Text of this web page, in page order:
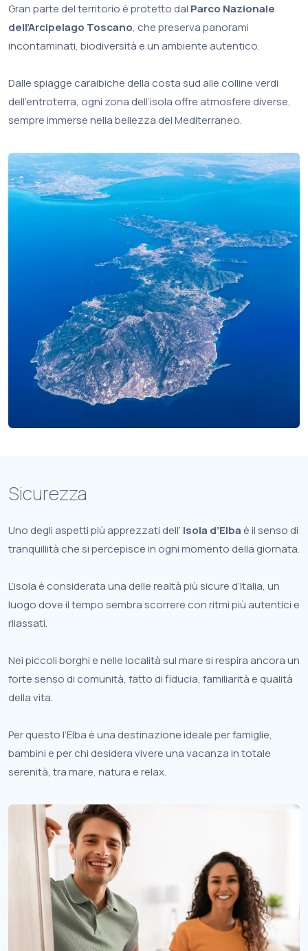
Gran parte del territorio è protetto dal Parco Nazionale
dell’Arcipelago Toscano, che preserva panorami
incontaminati, biodiversità e un ambiente autentico.
Dalle spiagge caraibiche della costa sud alle colline verdi
dell’entroterra, ogni zona dell’isola offre atmosfere diverse,
sempre immerse nella bellezza del Mediterraneo.
Sicurezza
Uno degli aspetti più apprezzati dell’ Isola d’Elba è il senso di
tranquillità che si percepisce in ogni momento della giornata.
L’isola è considerata una delle realtà più sicure d’Italia, un
luogo dove il tempo sembra scorrere con ritmi più autentici e
rilassati.
Nei piccoli borghi e nelle località sul mare si respira ancora un
forte senso di comunità, fatto di fiducia, familiarità e qualità
della vita.
Per questo l’Elba è una destinazione ideale per famiglie,
bambini e per chi desidera vivere una vacanza in totale
serenità, tra mare, natura e relax.